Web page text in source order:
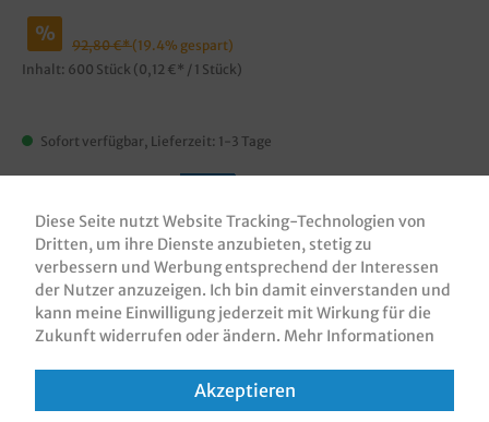
% 92,80 €*(19.4% gespart)
Inhalt: 600 Stück (0,12 €* / 1 Stück)
Sofort verfügbar, Lieferzeit: 1-3 Tage
Diese Seite nutzt Website Tracking-Technologien von
Dritten, um ihre Dienste anzubieten, stetig zu
verbessern und Werbung entsprechend der Interessen
der Nutzer anzuzeigen. Ich bin damit einverstanden und
kann meine Einwilligung jederzeit mit Wirkung für die
Zukunft widerrufen oder ändern. Mehr Informationen
Akzeptieren